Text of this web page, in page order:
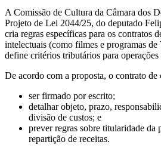
A Comissão de Cultura da Câmara dos
Projeto de Lei 2044/25, do deputado
cria regras específicas para os contratos
intelectuais (como filmes e programas
define critérios tributários para operações
De acordo com a proposta, o contrato de
ser firmado por escrito;
detalhar objeto, prazo,
divisão de custos; e
prever regras sobre titularidade da
repartição de receitas.